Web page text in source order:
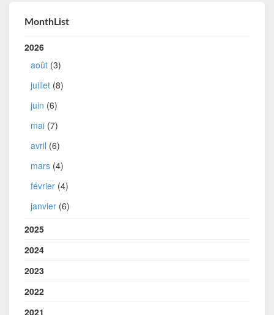
MonthList
2026
août (3)
juillet (8)
juin (6)
mai (7)
avril (6)
mars (4)
février (4)
janvier (6)
2025
2024
2023
2022
2021